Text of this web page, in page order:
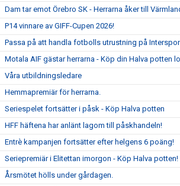
Dam tar emot Örebro SK - Herrarna åker till
P14 vinnare av GIFF-Cupen 2026!
Passa på att handla fotbolls utrustning på
Motala AIF gästar herrarna - Köp din Halva potten
Våra utbildningsledare
Hemmapremiär för herrarna.
Seriespelet fortsätter i påsk - Köp Halva potten
HFF häftena har anlänt lagom till påskhandeln!
Entrè kampanjen fortsätter efter helgens 6 poäng!
Seriepremiär i Elitettan imorgon - Köp Halva potten!
Årsmötet hölls under gårdagen.